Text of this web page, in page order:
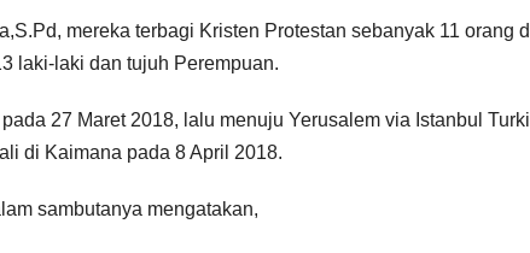
mereka terbagi Kristen Protestan sebanyak 11 orang
laki-laki dan tujuh Perempuan.
27 Maret 2018, lalu menuju Yerusalem via Istanbul Turki
di Kaimana pada 8 April 2018.
sambutanya mengatakan,